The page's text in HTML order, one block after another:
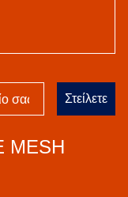
Στείλετε
MESH